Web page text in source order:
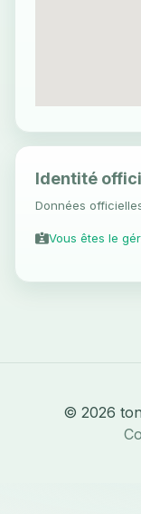
Identité
Données
Vous êtes le
© 2026